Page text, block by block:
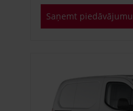
Saņemt piedāvājumu